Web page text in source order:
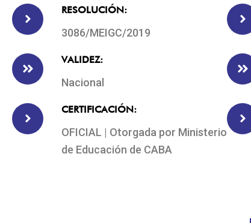
RESOLUCIÓN:
3086/MEIGC/2019
VALIDEZ:
Nacional
CERTIFICACIÓN:
OFICIAL | Otorgada por Ministerio
de Educación de CABA